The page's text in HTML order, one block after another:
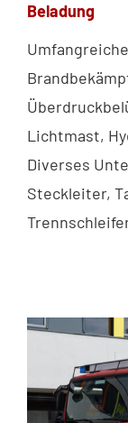
Beladung
Lichtmast,
Diverses
Steckleiter,